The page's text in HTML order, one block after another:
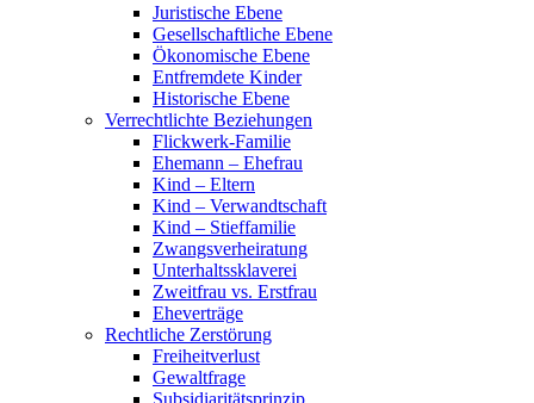
Juristische Ebene
Gesellschaftliche Ebene
Ökonomische Ebene
Entfremdete Kinder
Historische Ebene
Verrechtlichte Beziehungen
Flickwerk-Familie
Ehemann – Ehefrau
Kind – Eltern
Kind – Verwandtschaft
Kind – Stieffamilie
Zwangsverheiratung
Unterhaltssklaverei
Zweitfrau vs. Erstfrau
Eheverträge
Rechtliche Zerstörung
Freiheitverlust
Gewaltfrage
Subsidiaritätsprinzip